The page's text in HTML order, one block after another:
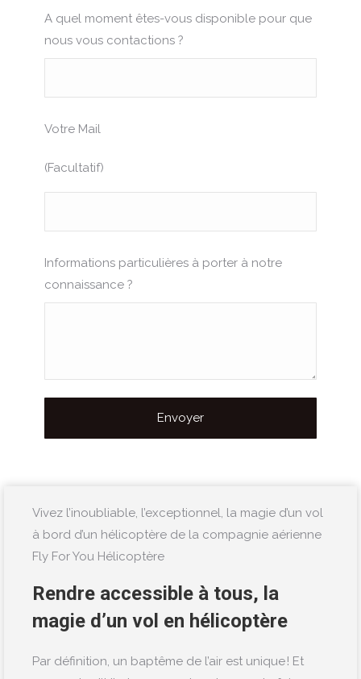
A quel moment êtes-vous disponible pour que
nous vous contactions ?
Votre Mail
(Facultatif)
Informations particulières à porter à notre
connaissance ?
Vivez l’inoubliable, l’exceptionnel, la magie d’un vol
à bord d’un hélicoptère de la compagnie aérienne
Fly For You Hélicoptère
Rendre accessible à tous, la
magie d’un vol en hélicoptère
Par définition, un baptême de l’air est unique ! Et